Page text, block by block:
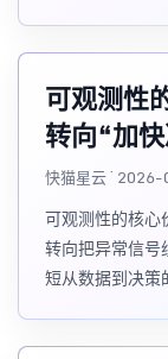
可观测性
转向“加
快猫星云 ·
可观测性的核心
转向把异常信号
短从数据到决策